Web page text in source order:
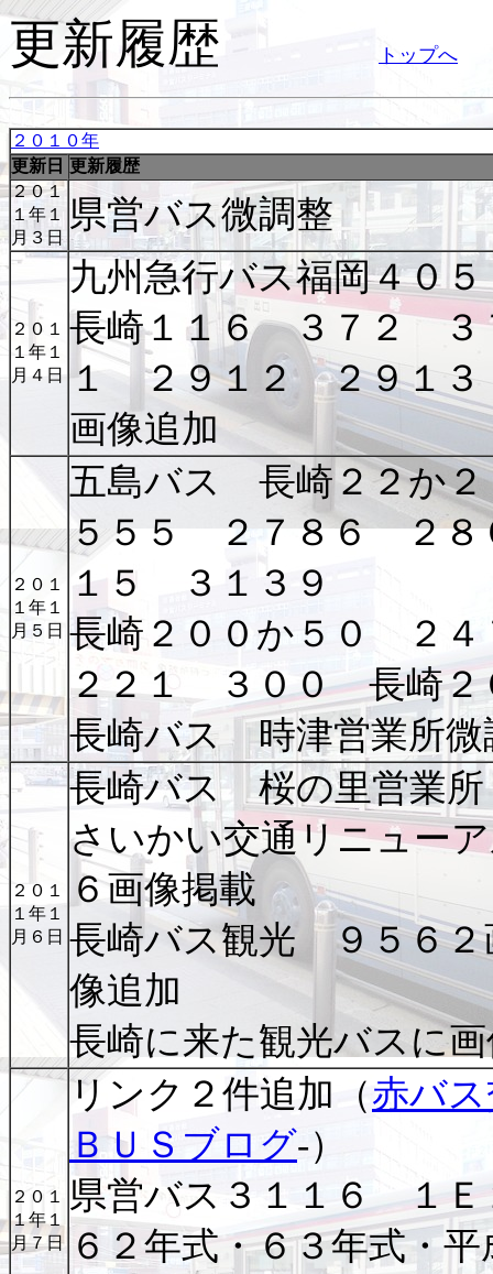
更新履歴 トップへ
２０１０年
更新日 更新履歴
２０１
１年１
月３日
県営バス微調整
２０１
１年１
月４日
九州急行バス福岡４
長崎１１６ ３７２
１ ２９１２ ２９１
画像追加
２０１
１年１
月５日
五島バス 長崎２２か
５５５ ２７８６ ２
１５ ３１３９
長崎２００か５０ ２
２２１ ３００ 長崎
長崎バス 時津営業所微
２０１
１年１
月６日
長崎バス 桜の里営業所
さいかい交通リニュ
６画像掲載
長崎バス観光 ９５６
像追加
長崎に来た観光バスに
２０１
１年１
月７日
リンク２件追加（赤バ
ＢＵＳブログ-）
県営バス３１１６ １
６２年式・６３年式・